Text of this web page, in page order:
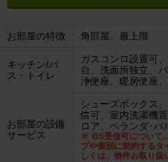
お部屋の特徴 角部屋、最上階
キッチン/バ
ス・トイレ
ガスコンロ設置可
台、洗面所独立、
浄便座、暖房便座
お部屋の設備
サービス
シューズボックス
信可、室内洗濯機
ロア、ベランダ･バ
BS受信可について
プや個別に契約するタ
しくは、物件お取り扱